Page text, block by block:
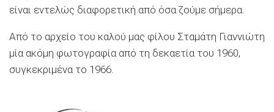
είναι εντελώς διαφορετική από όσα ζούμε σήμερα.
Από το αρχείο του καλού μας φίλου Σταμάτη Γιαννιώτη
μία ακόμη φωτογραφία από τη δεκαετία του 1960,
συγκεκριμένα το 1966.